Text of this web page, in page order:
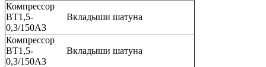
Компрессор
ВТ1,5-
0,3/150А3
Вкладыши шатуна
Компрессор
ВТ1,5-
0,3/150А3
Вкладыши шатуна